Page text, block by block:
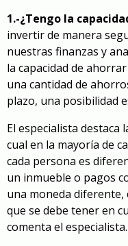
1.-¿Tengo la
invertir de manera
nuestras finanzas y
la capacidad de
una cantidad de
plazo, una posibilidad
El especialista destaca
cual en la mayoría de
cada persona es
un inmueble o pagos
una moneda
que se debe tener en
comenta el especialista.